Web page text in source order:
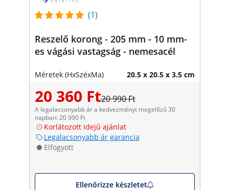
(1)
Reszelő korong - 205 mm - 10 mm-
es vágási vastagság - nemesacél
Méretek (HxSzéxMa) 20.5 x 20.5 x 3.5 cm
20 360 Ft20 990 Ft
A legalacsonyabb ár a kedvezményt megelőző 30
napban: 20 990 Ft
Korlátozott idejű ajánlat
Legalacsonyabb ár garancia
Elfogyott
Ellenőrizze készletet